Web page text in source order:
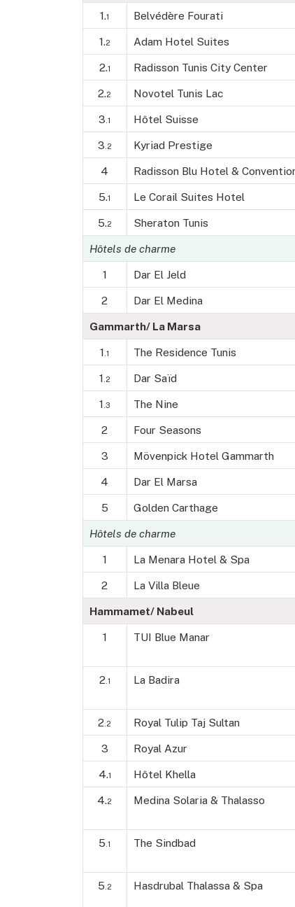
1.1 Belvédère Fourati
1.2 Adam Hotel Suites
2.1 Radisson Tunis City Center
2.2 Novotel Tunis Lac
3 .1 Hôtel Suisse
3 .2 Kyriad Prestige
4 Radisson Blu Hotel &
5.1 Le Corail Suites Hotel
5.2 Sheraton Tunis
Hôtels de charme
1 Dar El Jeld
2 Dar El Medina
Gammarth/ La Marsa
1 .1 The Residence Tunis
1 .2 Dar Saïd
1 .3 The Nine
2 Four Seasons
3 Mövenpick Hotel Gammarth
4 Dar El Marsa
5 Golden Carthage
Hôtels de charme
1 La Menara Hotel & Spa
2 La Villa Bleue
Hammamet/ Nabeul
1 TUI Blue Manar
2 .1 La Badira
2 .2 Royal Tulip Taj Sultan
3 Royal Azur
4.1 Hôtel Khella
4.2 Medina Solaria & Thalasso
5 .1 The Sindbad
5 .2 Hasdrubal Thalassa & Spa